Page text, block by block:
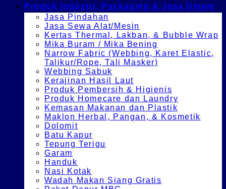
Produk Industri, Packaging & Jasa Umum
Jasa Pindahan
Jasa Sewa Alat/Mesin
Kertas Thermal, Lakban, & Bubble Wrap
Mika Buram / Mika Bening
Narrow Fabric (Webbing, Karet Elastic,
Talikur/Rope, Tali Masker)
Webbing Sabuk
Kerajinan Hasil Laut
Produk Pembersih & Higienis
Produk Homecare dan Laundry
Kemasan Makanan dan Plastik
Maklon Herbal, Pangan, & Kosmetik
Dolomit
Batu Kapur
Tepung Terigu
Garam
Handuk
Nasi Kotak
Wadah Makan Siang Gratis